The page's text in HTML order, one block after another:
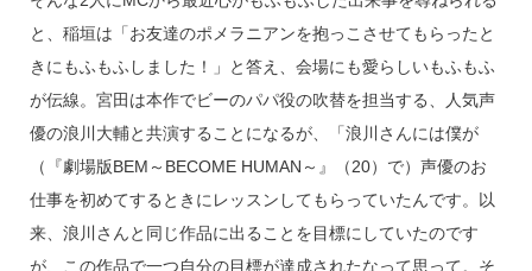
と、稲垣は「お友達のポメラニアンを抱っこさせてもらったと
きにもふもふしました！」と答え、会場にも愛らしいもふもふ
が伝線。宮田は本作でビーのパパ役の吹替を担当する、人気声
優の浪川大輔と共演することになるが、「浪川さんには僕が
（『劇場版BEM～BECOME HUMAN～』（20）で）声優のお
仕事を初めてするときにレッスンしてもらっていたんです。以
来、浪川さんと同じ作品に出ることを目標にしていたのです
が、この作品で一つ自分の目標が達成されたなって思って。そ